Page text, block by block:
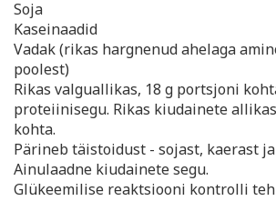
Soja
Kaseinaadid
Vadak (rikas hargnenud ahelaga
poolest)
Rikas valguallikas, 18 g portsjoni
proteiinisegu. Rikas kiudainete
kohta.
Pärineb täistoidust - sojast, kaerast
Ainulaadne kiudainete segu.
Glükeemilise reaktsiooni kontrolli